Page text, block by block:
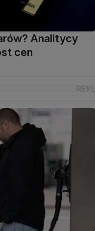
Analitycy
cen